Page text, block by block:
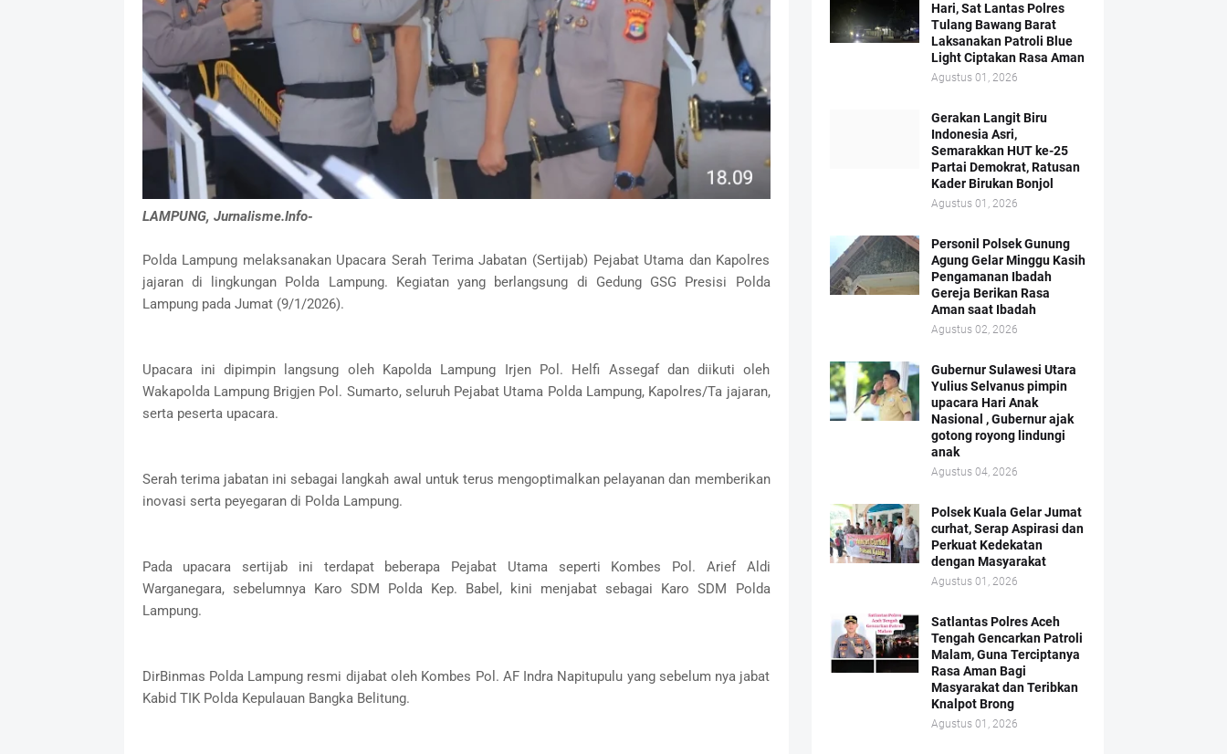
LAMPUNG, Jurnalisme.Info-
Polda Lampung melaksanakan Upacara Serah Terima Jabatan (Sertijab) Pejabat Utama dan Kapolres
jajaran di lingkungan Polda Lampung. Kegiatan yang berlangsung di Gedung GSG Presisi Polda
Lampung pada Jumat (9/1/2026).
Upacara ini dipimpin langsung oleh Kapolda Lampung Irjen Pol. Helfi Assegaf dan diikuti oleh
Wakapolda Lampung Brigjen Pol. Sumarto, seluruh Pejabat Utama Polda Lampung, Kapolres/Ta jajaran,
serta peserta upacara.
Serah terima jabatan ini sebagai langkah awal untuk terus mengoptimalkan pelayanan dan memberikan
inovasi serta peyegaran di Polda Lampung.
Pada upacara sertijab ini terdapat beberapa Pejabat Utama seperti Kombes Pol. Arief Aldi
Warganegara, sebelumnya Karo SDM Polda Kep. Babel, kini menjabat sebagai Karo SDM Polda
Lampung.
DirBinmas Polda Lampung resmi dijabat oleh Kombes Pol. AF Indra Napitupulu yang sebelum nya jabat
Kabid TIK Polda Kepulauan Bangka Belitung.
Hari, Sat Lantas Polres
Tulang Bawang Barat
Laksanakan Patroli Blue
Light Ciptakan Rasa Aman
Agustus 01, 2026
Gerakan Langit Biru
Indonesia Asri,
Semarakkan HUT ke-25
Partai Demokrat, Ratusan
Kader Birukan Bonjol
Agustus 01, 2026
Personil Polsek Gunung
Agung Gelar Minggu Kasih
Pengamanan Ibadah
Gereja Berikan Rasa
Aman saat Ibadah
Agustus 02, 2026
Gubernur Sulawesi Utara
Yulius Selvanus pimpin
upacara Hari Anak
Nasional , Gubernur ajak
gotong royong lindungi
anak
Agustus 04, 2026
Polsek Kuala Gelar Jumat
curhat, Serap Aspirasi dan
Perkuat Kedekatan
dengan Masyarakat
Agustus 01, 2026
Satlantas Polres Aceh
Tengah Gencarkan Patroli
Malam, Guna Terciptanya
Rasa Aman Bagi
Masyarakat dan Teribkan
Knalpot Brong
Agustus 01, 2026